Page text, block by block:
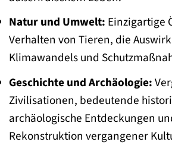
Natur und Umwelt: Einzigartige
Verhalten von Tieren, die
Klimawandels und
Geschichte und Archäologie:
Zivilisationen, bedeutende
archäologische Entdeckungen
Rekonstruktion vergangener